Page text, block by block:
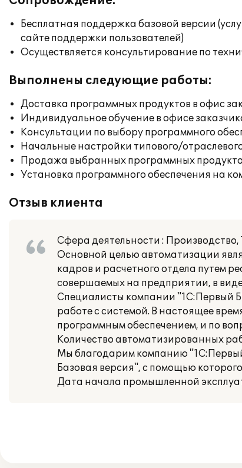
Бесплатная поддержка базовой версии
сайте поддержки пользователей)
Осуществляется консультирование по
Выполнены следующие работы:
Доставка программных продуктов в офис
Индивидуальное обучение в офисе
Консультации по выбору программного
Начальные настройки типового/
Продажа выбранных программных
Установка программного обеспечения на
Отзыв клиента
Сфера деятельности :
Основной целью автоматизации
кадров и расчетного отдела путем
совершаемых на предприятии, в
Специалисты компании "1С:Первый
работе с системой. В настоящее
программным обеспечением, и по
Количество автоматизированных
Мы благодарим компанию
Базовая версия", с помощью
Дата начала промышленной